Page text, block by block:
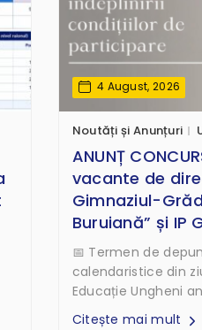
4 August, 2026
Noutăți și Anunțuri
ANUNȚ
vacante de
Gimnaziul-
Buruiană” și IP
📅 Termen de
calendaristice din
Educație Ungheni
Citește mai mult